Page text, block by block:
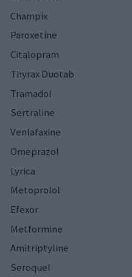
Champix
Paroxetine
Citalopram
Thyrax Duotab
Tramadol
Sertraline
Venlafaxine
Omeprazol
Lyrica
Metoprolol
Efexor
Metformine
Amitriptyline
Seroquel